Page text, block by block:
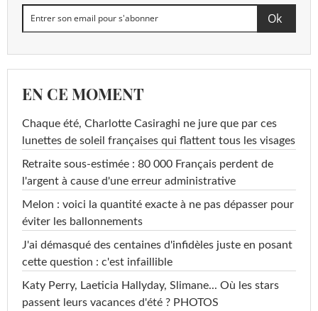
EN CE MOMENT
Chaque été, Charlotte Casiraghi ne jure que par ces
lunettes de soleil françaises qui flattent tous les visages
Retraite sous-estimée : 80 000 Français perdent de
l'argent à cause d'une erreur administrative
Melon : voici la quantité exacte à ne pas dépasser pour
éviter les ballonnements
J'ai démasqué des centaines d'infidèles juste en posant
cette question : c'est infaillible
Katy Perry, Laeticia Hallyday, Slimane... Où les stars
passent leurs vacances d'été ? PHOTOS